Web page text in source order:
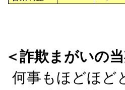
＜詐欺まがいの
何事もほどほど